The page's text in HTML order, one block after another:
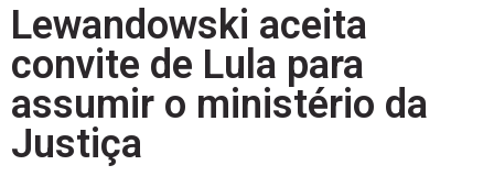
Lewandowski aceita
convite de Lula para
assumir o ministério da
Justiça